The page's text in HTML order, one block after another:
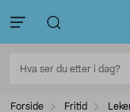
Forside Fritid